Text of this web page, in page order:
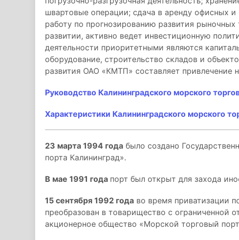
швартовые операции; сдача в аренду офисных
работу по прогнозированию развития
развитии, активно ведет инвестиционную
деятельности приоритетными являются
оборудование, строительство складов и
развития ОАО «КМТП» составляет привлечение
Руководство Калининградского морского
Характеристики Калининградского морского
23 марта 1994 года было создано
порта Калининград».
В мае 1991 года порт был открыт для захода
15 сентября 1992 года во время приватизации
преобразован в товарищество с ограниченной
акционерное общество «Морской торговый